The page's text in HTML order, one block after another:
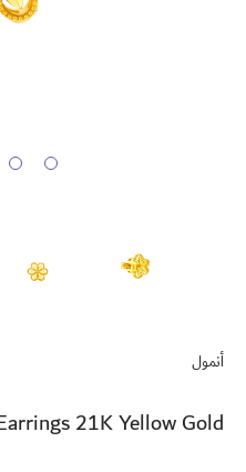
إلى
بداية
الصور
أنمول
21K Yellow Gold